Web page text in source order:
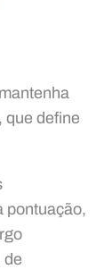
que define
pontuação,
de